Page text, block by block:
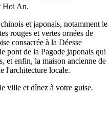
Hoi An.
et japonais, notamment le
rouges et vertes ornées de
consacrée à la Déesse
pont de la Pagode japonais qui
et enfin, la maison ancienne de
l'architecture locale.
ville et dînez à votre guise.